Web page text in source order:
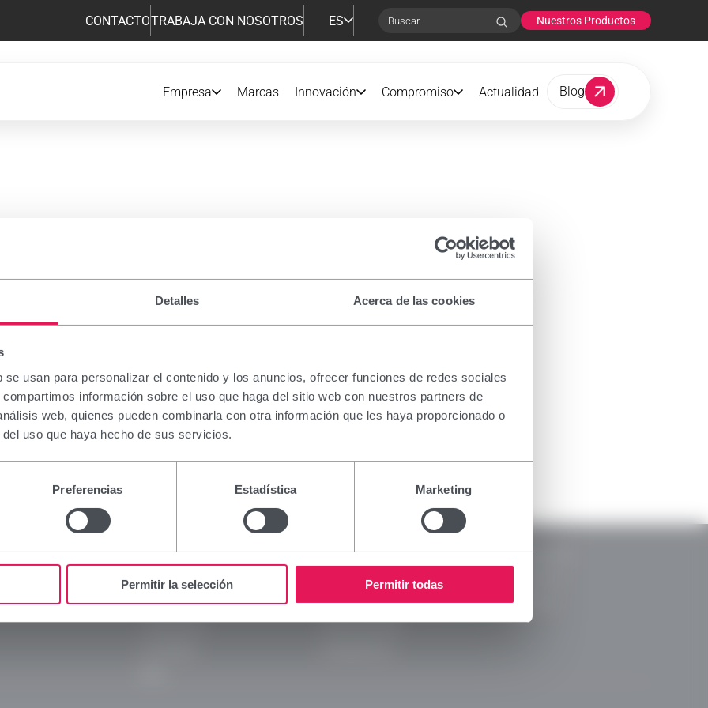
Detalles Acerca de las cookies
usan para personalizar el contenido y los anuncios, ofrecer funciones de redes sociales
información sobre el uso que haga del sitio web con nuestros partners de
web, quienes pueden combinarla con otra información que les haya proporcionado o
uso que haya hecho de sus servicios.
Preferencias Estadística Marketing
Permitir la selección Permitir todas
CONTACTOTRABAJA CON NOSOTROS ES Search Nuestros Productos
Empresa Marcas Innovación Compromiso Actualidad Blog
de Prescripción
que figura en esta sección está dirigida exclusivamente
sanitarios facultados para prescribir o dispensar
por lo que requiere una formación especializada para
interpretación. En caso de no pertenecer a este colectivo, le
abstenga de continuar.
soy profesional sanitario con capacidad de prescripción o
en España.
Rechazar y volver atrás
Empresa
Marcas
Innovación
Compromiso
Aviso Legal
Política de Privacidad
Política de cookies
Política de RRSS
Memorias RSC
Canal Ético